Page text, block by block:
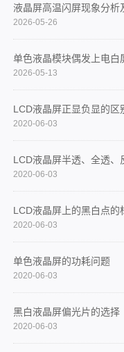
液晶屏高温闪屏现象分析
2026-05-26
单色液晶模块偶发上电
2026-05-13
LCD液晶屏正显负显的区
2020-06-03
LCD液晶屏半透、全透、
2020-06-03
LCD液晶屏上的黑白点的
2020-06-03
单色液晶屏的功耗问题
2020-06-03
黑白液晶屏偏光片的选择
2020-06-03